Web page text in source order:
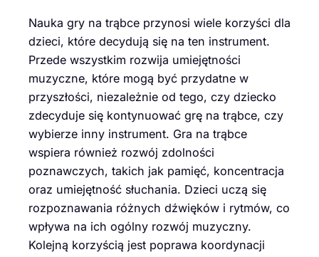
Nauka gry na trąbce przynosi wiele korzyści dla
dzieci, które decydują się na ten instrument.
Przede wszystkim rozwija umiejętności
muzyczne, które mogą być przydatne w
przyszłości, niezależnie od tego, czy dziecko
zdecyduje się kontynuować grę na trąbce, czy
wybierze inny instrument. Gra na trąbce
wspiera również rozwój zdolności
poznawczych, takich jak pamięć, koncentracja
oraz umiejętność słuchania. Dzieci uczą się
rozpoznawania różnych dźwięków i rytmów, co
wpływa na ich ogólny rozwój muzyczny.
Kolejną korzyścią jest poprawa koordynacji